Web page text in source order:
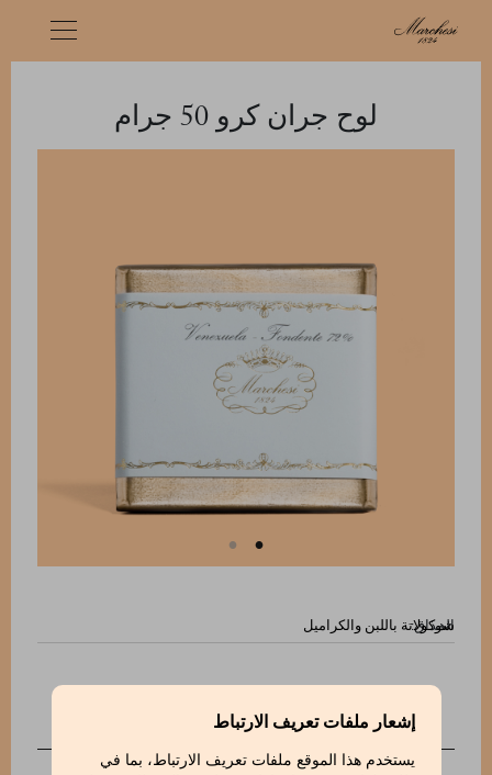
إشعار ملفات تعريف الارتباط
يستخدم هذا الموقع ملفات تعريف الارتباط، بما في
لوح جران كرو ‏50 جرام
المذاق: